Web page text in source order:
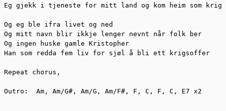
Eg gjekk i tjeneste for mitt land og kom heim som
Og eg ble ifra livet og ned
Og mitt navn blir ikkje lenger nevnt når folk ber
Og ingen huske gamle Kristopher
Han som redda fem liv for sjøl å bli ett krigsoffer
Repeat chorus,
Outro:  Am, Am/G#, Am/G, Am/F#, F, C, F, C, E7 x2